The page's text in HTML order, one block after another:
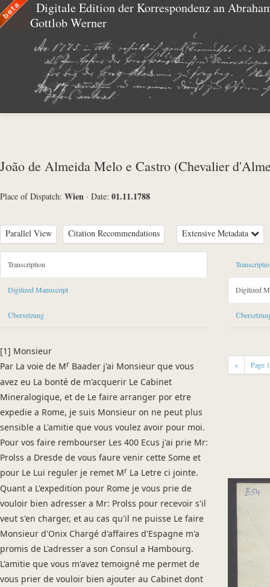
Digitale Edition der Korrespondenz an
Gottlob Werner
João de Almeida Melo e Castro (Chevalier
Place of Dispatch: Wien · Date: 01.11.1788
Parallel View Citation Recommendations Extensive Metadata
Metadata Concerning Header
Sender: d'Almeida), João de Almeida Melo e Castro (Chevalier
Recipient: Werner, Abraham Gottlob
Manuscript
Provider: Universitätsbibliothek "Georg Agricola" der Technischen
Classification Number: Nachlass Abraham Gottlob Werner, Band II (B)
Incipit: „[1] Monsieur
Par La voie de Mr Baader j'ai Monsieur que vous avez eu La bonté
Language
French
Transcription
Digitized Manuscript
Übersetzung
[1] Monsieur
Par La voie de Mr Baader j'ai Monsieur que vous
avez eu La bonté de m'acquerir Le Cabinet
Mineralogique, et de Le faire arranger por etre
expedie a Rome, je suis Monsieur on ne peut plus
sensible a L'amitie que vous voulez avoir pour moi.
Pour vos faire rembourser Les 400 Ecus j'ai prie Mr:
Prolss a Dresde de vous faure venir cette Some et
pour Le Lui reguler je remet Mr La Letre ci jointe.
Quant a L'expedition pour Rome je vous prie de
vouloir bien adresser a Mr: Prolss pour recevoir s'il
veut s'en charger, et au cas qu'il ne puisse Le faire
Monsieur d'Onix Chargé d'affaires d'Espagne m'a
promis de L'adresser a son Consul a Hambourg.
L'amitie que vous m'avez temoigné me permet de
vous prier de vouloir bien ajouter au Cabinet dont
Digitized
« Page 1